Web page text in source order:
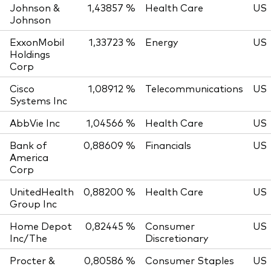
Johnson &
Johnson
1,43857 % Health Care US
ExxonMobil
Holdings
Corp
1,33723 % Energy US
Cisco
Systems Inc
1,08912 % Telecommunications US
AbbVie Inc 1,04566 % Health Care
US
Bank of
America
Corp
0,88609 % Financials US
UnitedHealth
Group Inc
0,88200 % Health Care US
Home Depot
Inc/The
0,82445 %
Consumer
Discretionary
US
Procter &
0,80586 % Consumer Staples US